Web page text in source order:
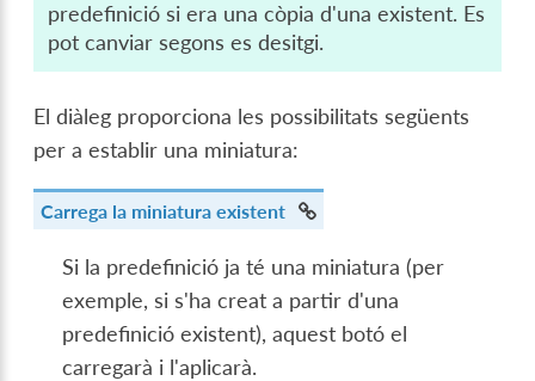
predefinició si era una còpia d'una existent. Es
pot canviar segons es desitgi.
El diàleg proporciona les possibilitats següents
per a establir una miniatura:
Carrega la miniatura existent
Si la predefinició ja té una miniatura (per
exemple, si s'ha creat a partir d'una
predefinició existent), aquest botó el
carregarà i l'aplicarà.